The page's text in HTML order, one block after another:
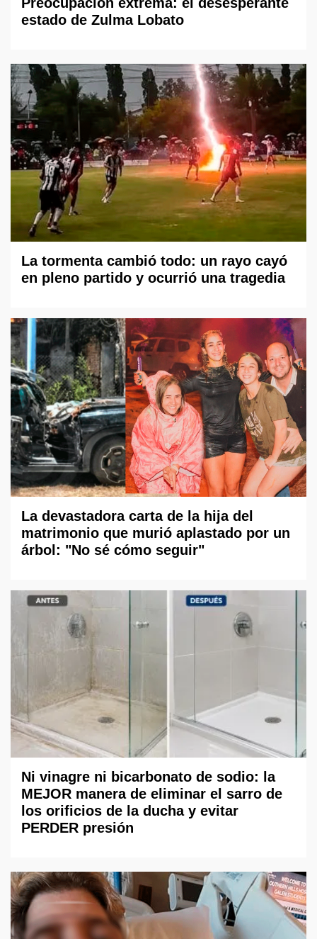
estado de Zulma Lobato
La tormenta cambió todo: un rayo cayó
en pleno partido y ocurrió una tragedia
La devastadora carta de la hija del
matrimonio que murió aplastado por un
árbol: "No sé cómo seguir"
Ni vinagre ni bicarbonato de sodio: la
MEJOR manera de eliminar el sarro de
los orificios de la ducha y evitar
PERDER presión